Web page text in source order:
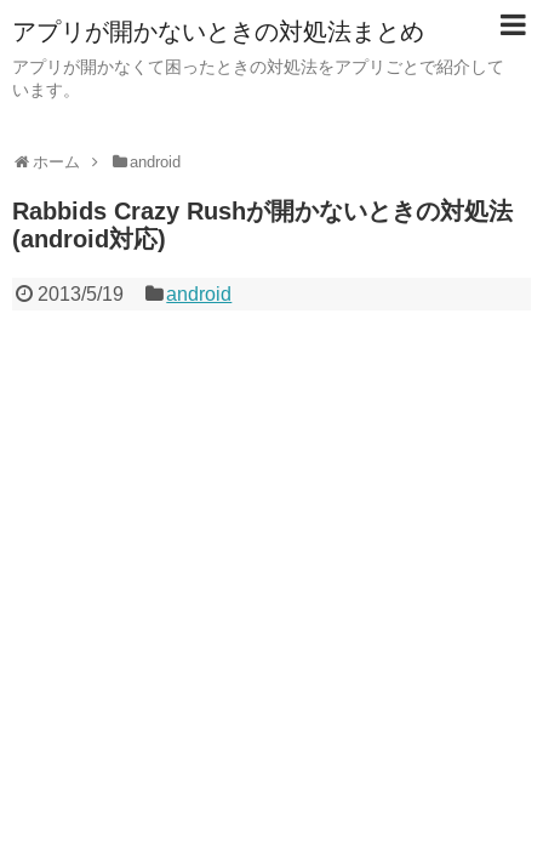
アプリが開かないときの対処法まとめ
アプリが開かなくて困ったときの対処法をアプリごとで紹介して
います。
ホーム android
Rabbids Crazy Rushが開かないときの対処法
(android対応)
2013/5/19 android